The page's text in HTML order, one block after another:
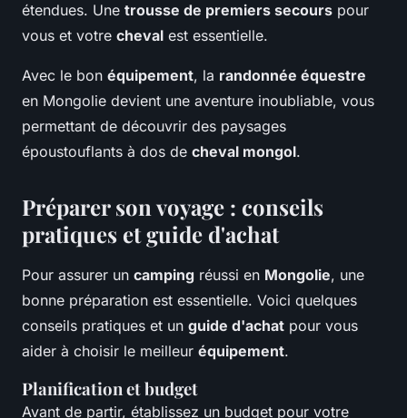
étendues. Une trousse de premiers secours pour
vous et votre cheval est essentielle.
Avec le bon équipement, la randonnée équestre
en Mongolie devient une aventure inoubliable, vous
permettant de découvrir des paysages
époustouflants à dos de cheval mongol.
Préparer son voyage : conseils
pratiques et guide d'achat
Pour assurer un camping réussi en Mongolie, une
bonne préparation est essentielle. Voici quelques
conseils pratiques et un guide d'achat pour vous
aider à choisir le meilleur équipement.
Planification et budget
Avant de partir, établissez un budget pour votre